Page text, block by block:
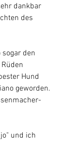
dankbar
des
den
Hund
geworden.
und ich